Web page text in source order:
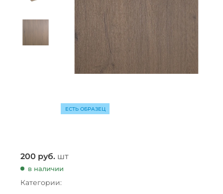
ЕСТЬ ОБРАЗЕЦ
200 руб. шт
в наличии
Категории: